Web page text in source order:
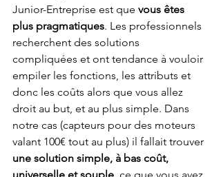
Junior-Entreprise est que vous êtes
plus pragmatiques. Les professionnels
recherchent des solutions
compliquées et ont tendance à vouloir
empiler les fonctions, les attributs et
donc les coûts alors que vous allez
droit au but, et au plus simple. Dans
notre cas (capteurs pour des moteurs
valant 100€ tout au plus) il fallait trouver
une solution simple, à bas coût,